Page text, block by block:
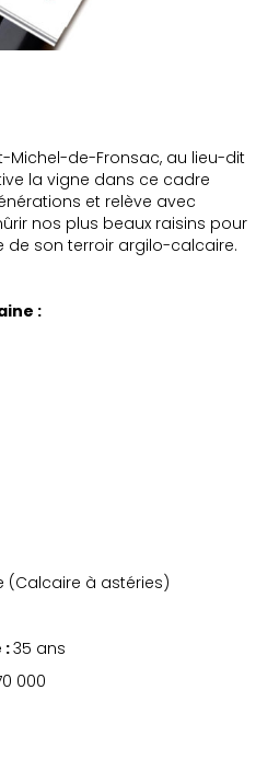
Michel-de-Fronsac, au lieu-dit
la vigne dans ce cadre
et relève avec
nos plus beaux raisins pour
de son terroir argilo-calcaire.
:
(Calcaire à astéries)
:35 ans
000